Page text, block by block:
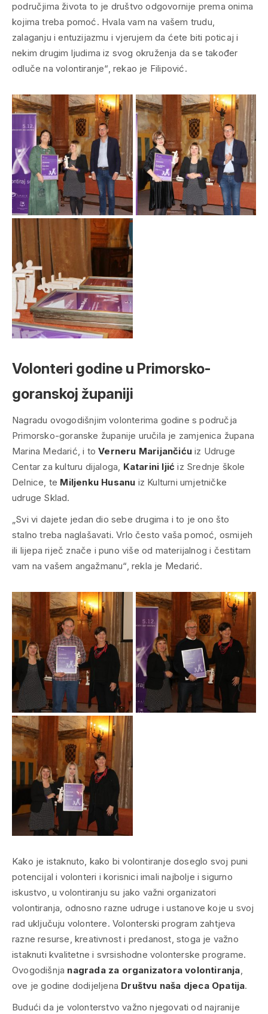
područjima života to je društvo odgovornije prema onima
kojima treba pomoć. Hvala vam na vašem trudu,
zalaganju i entuzijazmu i vjerujem da ćete biti poticaj i
nekim drugim ljudima iz svog okruženja da se također
odluče na volontiranje“, rekao je Filipović.
Volonteri godine u Primorsko-
goranskoj županiji
Nagradu ovogodišnjim volonterima godine s područja
Primorsko-goranske županije uručila je zamjenica župana
Marina Medarić, i toVerneru Marijančiću iz Udruge
Centar za kulturu dijaloga, Katarini Ijić iz Srednje škole
Delnice, te Miljenku Husanu iz Kulturni umjetničke
udruge Sklad.
„Svi vi dajete jedan dio sebe drugima i to je ono što
stalno treba naglašavati. Vrlo često vaša pomoć, osmijeh
ili lijepa riječ znače i puno više od materijalnog i čestitam
vam na vašem angažmanu“, rekla je Medarić.
Kako je istaknuto, kako bi volontiranje doseglo svoj puni
potencijal i volonteri i korisnici imali najbolje i sigurno
iskustvo, u volontiranju su jako važni organizatori
volontiranja, odnosno razne udruge i ustanove koje u svoj
rad uključuju volontere. Volonterski program zahtjeva
razne resurse, kreativnost i predanost, stoga je važno
istaknuti kvalitetne i svrsishodne volonterske programe.
Ovogodišnja nagrada za organizatora volontiranja,
ove je godine dodijeljena Društvu naša djeca Opatija.
Budući da je volonterstvo važno njegovati od najranije